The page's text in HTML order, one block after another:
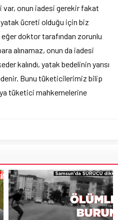
var, onun iadesi gerekir fakat
ücreti olduğu için biz
eğer doktor tarafından zorunlu
alınamaz, onun da iadesi
kalındı, yatak bedelinin yarısı
Bunu tüketicilerimiz bilip
tüketici mahkemelerine